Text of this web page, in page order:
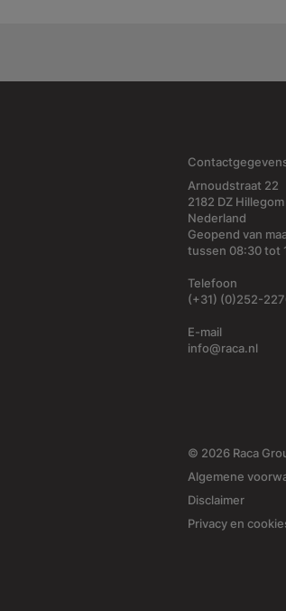
Arnoudstraat 22
2182 DZ Hillegom
Nederland
Geopend van
tussen 08:30 tot
Telefoon
(+31) (0)252-
E-mail
info@raca.nl
© 2026 Raca
Algemene
Disclaimer
Privacy en